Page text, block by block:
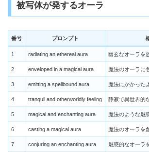
被写体が発するオーラ
番号 プロンプト
1 radiating an ethereal aura 幽玄なオーラを
2 enveloped in a magical aura 魔法のオーラに
3 emitting a spellbound aura 魔法にかかった
4 tranquil and otherworldly feeling 静寂で異世界的
5 magical and enchanting aura 魔法のような魅
6 casting a magical aura 魔法のオーラを
7 conjuring an enchanting aura 魅惑的なオーラ